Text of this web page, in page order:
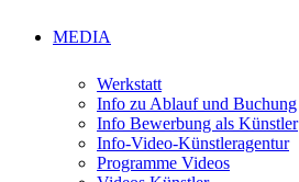
MEDIA
Werkstatt
Info zu Ablauf und Buchung
Info Bewerbung als Künstler
Info-Video-Künstleragentur
Programme Videos